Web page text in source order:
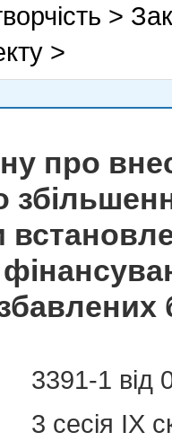
>
>
про
3391-1 від
3 сесія IX